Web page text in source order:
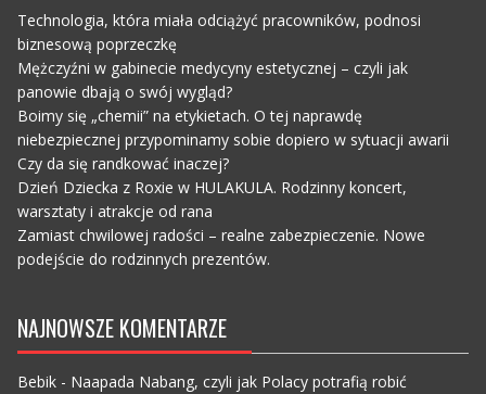
Technologia, która miała odciążyć pracowników, podnosi
biznesową poprzeczkę
Mężczyźni w gabinecie medycyny estetycznej – czyli jak
panowie dbają o swój wygląd?
Boimy się „chemii” na etykietach. O tej naprawdę
niebezpiecznej przypominamy sobie dopiero w sytuacji awarii
Czy da się randkować inaczej?
Dzień Dziecka z Roxie w HULAKULA. Rodzinny koncert,
warsztaty i atrakcje od rana
Zamiast chwilowej radości – realne zabezpieczenie. Nowe
podejście do rodzinnych prezentów.
NAJNOWSZE KOMENTARZE
Bebik- Naapada Nabang, czyli jak Polacy potrafią robić